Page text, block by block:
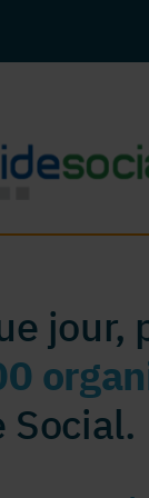
jour,
Social.